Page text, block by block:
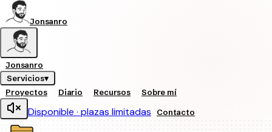
Jonsanro
Jonsanro
Servicios▾
Proyectos
Diario Recursos Sobre mí
Disponible · plazas limitadas Contacto